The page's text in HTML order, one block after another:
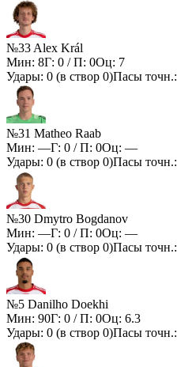
№33 Alex Král
Мин: 8Г: 0 / П: 0Оц: 7
Удары: 0 (в створ 0)Пасы точн.:
№31 Matheo Raab
Мин: —Г: 0 / П: 0Оц: —
Удары: 0 (в створ 0)Пасы точн.:
№30 Dmytro Bogdanov
Мин: —Г: 0 / П: 0Оц: —
Удары: 0 (в створ 0)Пасы точн.:
№5 Danilho Doekhi
Мин: 90Г: 0 / П: 0Оц: 6.3
Удары: 0 (в створ 0)Пасы точн.: